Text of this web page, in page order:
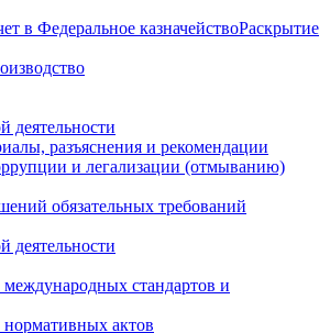
в Федеральное казначействоРаскрытие
деятельности
разъяснения и рекомендации
и легализации (отмыванию)
обязательных требований
деятельности
стандартов и
актов